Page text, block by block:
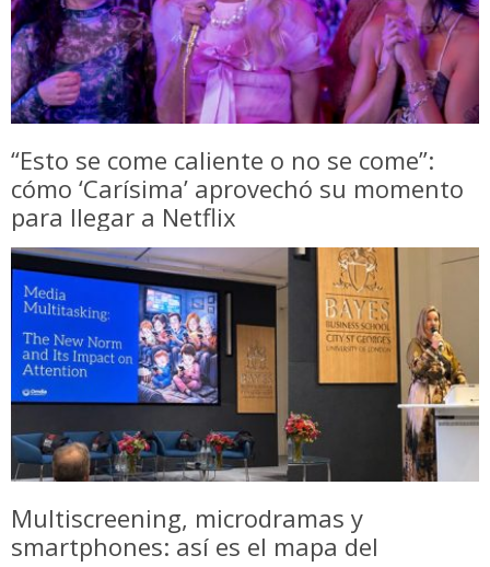
“Esto se come caliente o no se come”:
cómo ‘Carísima’ aprovechó su momento
para llegar a Netflix
Multiscreening, microdramas y
smartphones: así es el mapa del